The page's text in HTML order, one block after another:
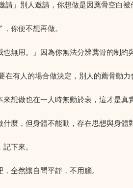
」別人邀請，你想做是因薦骨空白被
你便不想再做。
無用。」因為你無法分辨薦骨的制約
有人的場合做決定，別人的薦骨動力
想做也在一人時無動於衷，這才是真
麼，但身體不能動，存在思想與身體
下來。
全然讓自問平靜，不用腦。